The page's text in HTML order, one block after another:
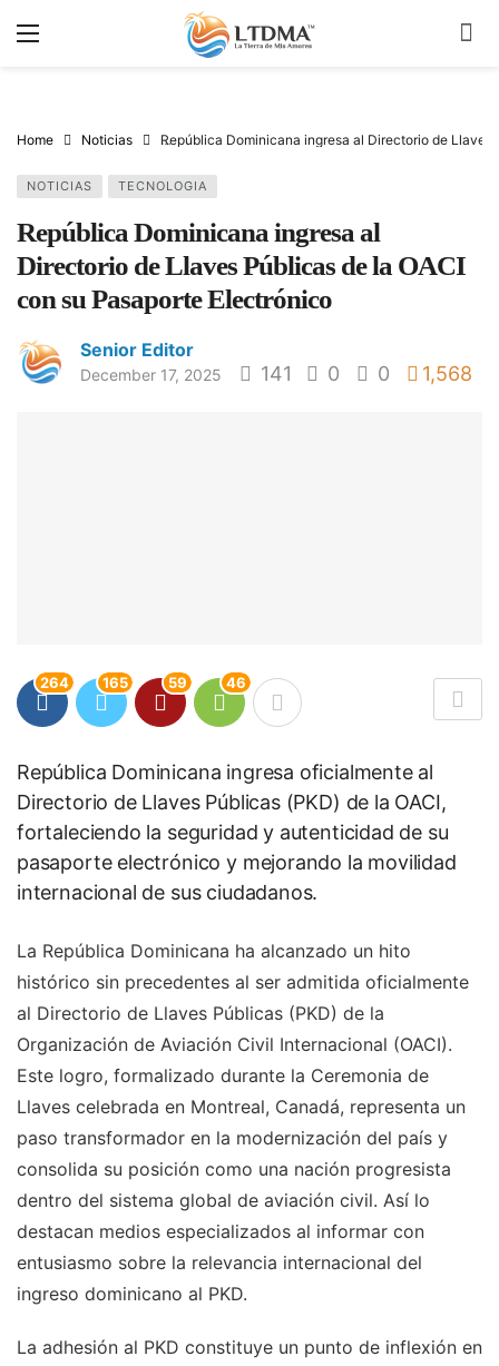
Home Noticias República Dominicana ingresa al Directorio de
NOTICIAS TECNOLOGIA
República Dominicana ingresa al
Directorio de Llaves Públicas de la OACI
con su Pasaporte Electrónico
Senior Editor
December 17, 2025 141 0 0 1,568
264 165 59 46
República Dominicana ingresa oficialmente al
Directorio de Llaves Públicas (PKD) de la OACI,
fortaleciendo la seguridad y autenticidad de su
pasaporte electrónico y mejorando la movilidad
internacional de sus ciudadanos.
La República Dominicana ha alcanzado un hito
histórico sin precedentes al ser admitida oficialmente
al Directorio de Llaves Públicas (PKD) de la
Organización de Aviación Civil Internacional (OACI).
Este logro, formalizado durante la Ceremonia de
Llaves celebrada en Montreal, Canadá, representa un
paso transformador en la modernización del país y
consolida su posición como una nación progresista
dentro del sistema global de aviación civil. Así lo
destacan medios especializados al informar con
entusiasmo sobre la relevancia internacional del
ingreso dominicano al PKD.
La adhesión al PKD constituye un punto de inflexión en